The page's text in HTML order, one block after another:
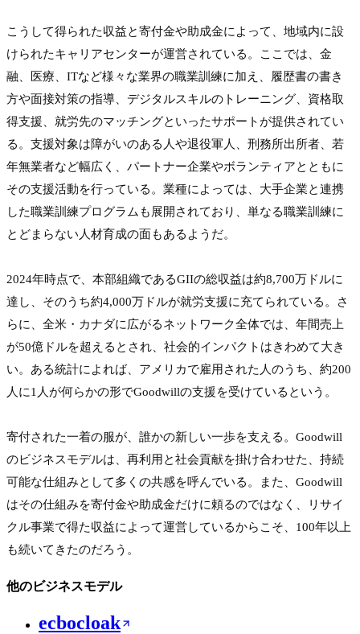
こうして得られた収益と寄付金や助成金によって、地域内に設
けられたキャリアセンターが運営されている。ここでは、金
融、医療、ITなど様々な業界の職業訓練に加え、履歴書の書き
方や面接対策の指導、デジタルスキルのトレーニング、資格取
得支援、就労先のマッチングといったサポートが提供されてい
る。支援対象は障がいのある人や退役軍人、刑務所出所者、若
年無業者など幅広く、パートナー企業やボランティアとともに
その支援活動を行っている。業種によっては、大手企業と連携
した職業訓練プログラムも展開されており、単なる職業訓練に
とどまらない人材育成の面もあるようだ。
2024年時点で、本部組織であるGIIの総収益は約8,700万ドルに
達し、そのうち約4,000万ドルが就労支援に充てられている。さ
らに、全米・カナダに広がるネットワーク全体では、年間売上
が50億ドルを超えるとされ、社会的インパクトはきわめて大き
い。ある統計によれば、アメリカで雇用された人のうち、約200
人に1人が何らかの形でGoodwillの支援を受けているという。
寄付された一着の服が、誰かの新しい一歩を支える。Goodwill
のビジネスモデルは、再利用と社会貢献を掛け合わせた、持続
可能な仕組みとして多くの共感を呼んでいる。また、Goodwill
はその仕組みを寄付金や助成金だけに頼るのではなく、リサイ
クル事業で得た収益によって運営しているからこそ、100年以上
も続いてきたのだろう。
他のビジネスモデル
ecbocloak